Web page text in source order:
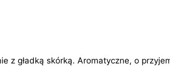
z gładką skórką. Aromatyczne, o